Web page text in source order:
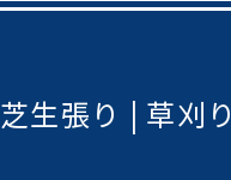
芝生張り 草刈り